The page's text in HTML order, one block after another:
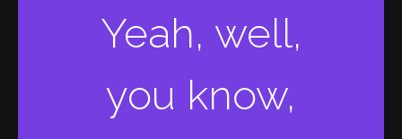
Yeah, well,
you know,